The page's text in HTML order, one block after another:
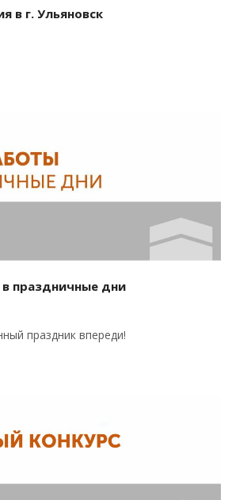
в г. Ульяновск
праздничные дни
праздник впереди!